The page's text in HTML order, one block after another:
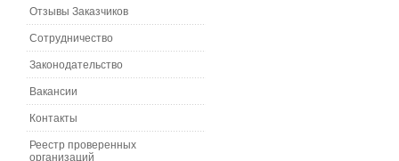
Отзывы Заказчиков
Сотрудничество
Законодательство
Вакансии
Контакты
Реестр проверенных
организаций